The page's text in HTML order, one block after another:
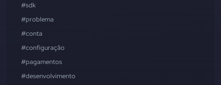
#sdk
#problema
#conta
#configuração
#pagamentos
#desenvolvimento